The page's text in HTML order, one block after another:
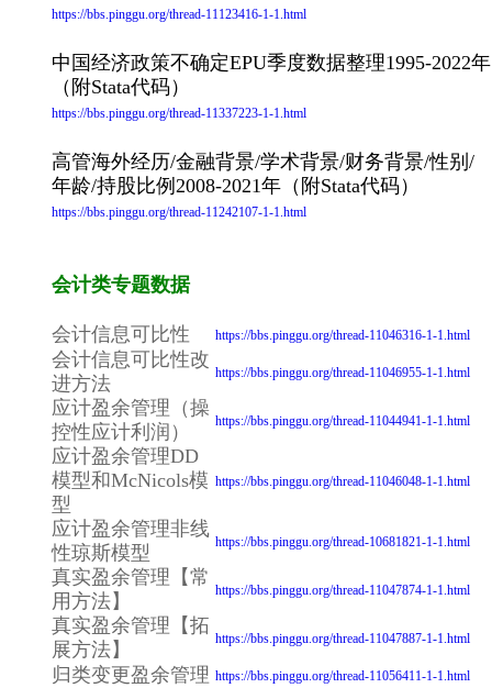
https://bbs.pinggu.org/thread-11123416-1-1.html
中国经济政策不确定EPU季度数据整理1995-2022年
（附Stata代码）
https://bbs.pinggu.org/thread-11337223-1-1.html
高管海外经历/金融背景/学术背景/财务背景/性别/
年龄/持股比例2008-2021年（附Stata代码）
https://bbs.pinggu.org/thread-11242107-1-1.html
会计类专题数据
会计信息可比性 https://bbs.pinggu.org/thread-11046316-1-1.html
会计信息可比性改
进方法
https://bbs.pinggu.org/thread-11046955-1-1.html
应计盈余管理（操
控性应计利润）
https://bbs.pinggu.org/thread-11044941-1-1.html
应计盈余管理DD
模型和McNicols模
型
https://bbs.pinggu.org/thread-11046048-1-1.html
应计盈余管理非线
性琼斯模型
https://bbs.pinggu.org/thread-10681821-1-1.html
真实盈余管理【常
用方法】
https://bbs.pinggu.org/thread-11047874-1-1.html
真实盈余管理【拓
展方法】
https://bbs.pinggu.org/thread-11047887-1-1.html
归类变更盈余管理 https://bbs.pinggu.org/thread-11056411-1-1.html